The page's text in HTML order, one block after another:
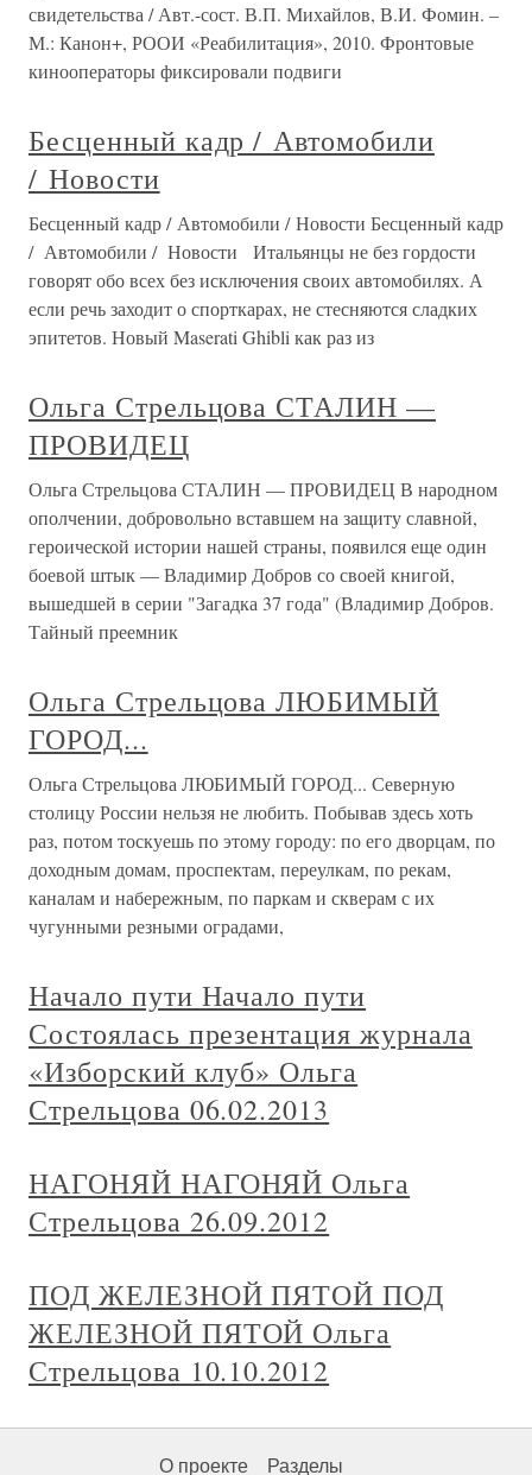
свидетельства / Авт.-сост. В.П. Михайлов, В.И. Фомин. –
М.: Канон+, РООИ «Реабилитация», 2010. Фронтовые
кинооператоры фиксировали подвиги
Бесценный кадр / Автомобили
/ Новости
Бесценный кадр / Автомобили / Новости Бесценный кадр
/ Автомобили / Новости Итальянцы не без гордости
говорят обо всех без исключения своих автомобилях. А
если речь заходит о спорткарах, не стесняются сладких
эпитетов. Новый Maserati Ghibli как раз из
Ольга Стрельцова СТАЛИН —
ПРОВИДЕЦ
Ольга Стрельцова СТАЛИН — ПРОВИДЕЦ В народном
ополчении, добровольно вставшем на защиту славной,
героической истории нашей страны, появился еще один
боевой штык — Владимир Добров со своей книгой,
вышедшей в серии "Загадка 37 года" (Владимир Добров.
Тайный преемник
Ольга Стрельцова ЛЮБИМЫЙ
ГОРОД...
Ольга Стрельцова ЛЮБИМЫЙ ГОРОД... Северную
столицу России нельзя не любить. Побывав здесь хоть
раз, потом тоскуешь по этому городу: по его дворцам, по
доходным домам, проспектам, переулкам, по рекам,
каналам и набережным, по паркам и скверам с их
чугунными резными оградами,
Начало пути Начало пути
Состоялась презентация журнала
«Изборский клуб» Ольга
Стрельцова 06.02.2013
НАГОНЯЙ НАГОНЯЙ Ольга
Стрельцова 26.09.2012
ПОД ЖЕЛЕЗНОЙ ПЯТОЙ ПОД
ЖЕЛЕЗНОЙ ПЯТОЙ Ольга
Стрельцова 10.10.2012
О проекте Разделы